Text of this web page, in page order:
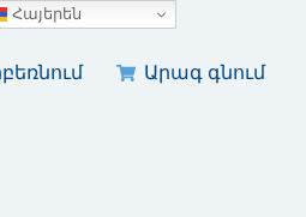
Արագ գնում
Հայերեն